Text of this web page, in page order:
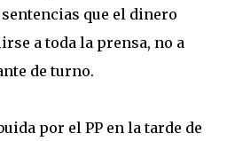
que el dinero
a toda la prensa, no a
de turno.
por el PP en la tarde de